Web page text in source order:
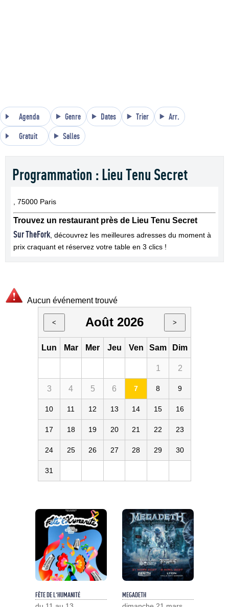
Agenda Genre Dates Trier Arr.
Gratuit Salles
Programmation : Lieu Tenu Secret
, 75000 Paris
Trouvez un restaurant près de Lieu Tenu Secret
Sur TheFork , découvrez les meilleures adresses du moment à
prix craquant et réservez votre table en 3 clics !
Aucun événement trouvé
< Août 2026 >
Lun Mar Mer Jeu Ven Sam Dim
1 2
3 4 5 6 7 8 9
10 11 12 13 14 15 16
17 18 19 20 21 22 23
24 25 26 27 28 29 30
31
FÊTE DE L'HUMANITÉ
MEGADETH